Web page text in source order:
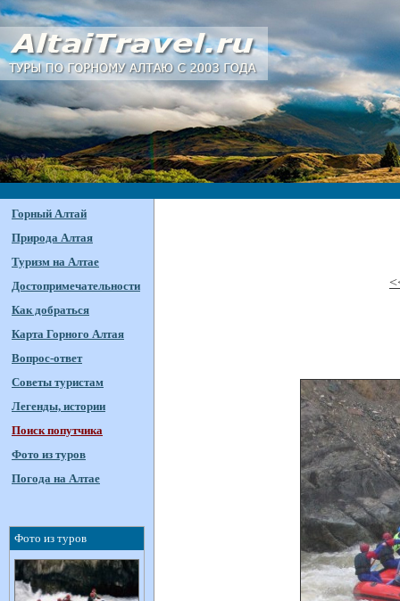
Горный Алтай
Природа Алтая
Туризм на Алтае
Достопримечательности
Как добраться
Карта Горного Алтая
Вопрос-ответ
Советы туристам
Легенды, истории
Поиск попутчика
Фото из туров
Погода на Алтае
Фото из туров